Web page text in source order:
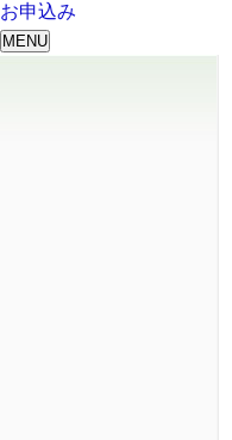
お申込み
MENU